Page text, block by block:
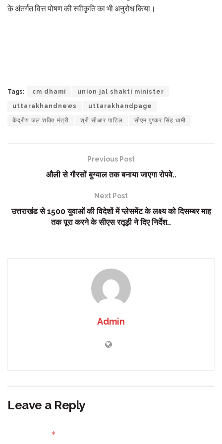
के अंतर्गत वित्त पोषण की स्वीकृति का भी अनुरोध किया।
Tags: cm dhami union jal shakti minister
uttarakhandnews uttarakhandpage
केंद्रीय जल शक्ति मंत्री श्री सीआर पाटिल सीएम पुष्कर सिंह धामी
Previous Post
औली से गौरसों बुग्याल तक बनाया जाएगा रोपवे..
Next Post
उत्तराखंड से 1500 युवाओं की विदेशों में प्लेसमेंट के लक्ष्य को दिसम्बर माह
तक पूरा करने के सीएस रतूड़ी ने दिए निर्देश..
Admin
Leave a Reply
*